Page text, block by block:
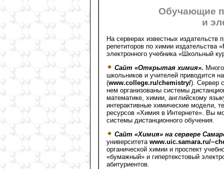
Обучающие
и
На серверах известных издательств
репетиторов по химии
электронного учебника «Школьный
Cайт «Открытая химия».
школьников и учителей приводится
(www.college.ru/chemistry/). Сервер
нем организованы системы
математике, химии, английскому
интерактивные химические модели,
ресурсов «Химия в Интернете». Вы
системы дистанционного обучения.
Сайт «Химия» на сервере
университета www.uic.samara.ru/
органической химии и проспект
«бумажный» и гипертекстовый
абитуриентов.